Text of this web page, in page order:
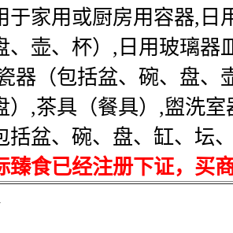
于家用或厨房用容器,日
、壶、杯）,日用玻璃器
器（包括盆、碗、盘、
）,茶具（餐具）,盥洗
括盆、碗、盘、缸、坛
臻食已经注册下证，买